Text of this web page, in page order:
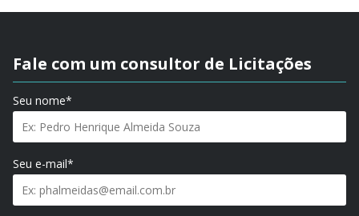
Fale com um consultor de Licitações
Seu nome*
Seu e-mail*